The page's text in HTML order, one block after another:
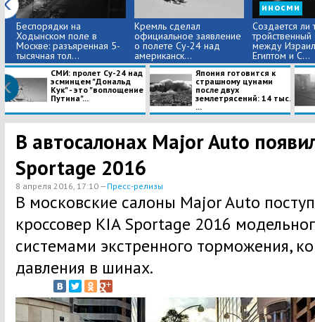
Беспорядки на
Ходынском поле в
Москве: разъяренная 5-
тысячная тол...
Кремль сделал
официальное заявление
о полете Су-24 над
американск...
иносми
Создается ли
тройственный
между
Египтом и С...
СМИ: пролет Су-24 над
эсминцем "Дональд
Кук" - это "воплощение
Путина"...
Япония готовится к
страшному цунами
после двух
землетрясений: 14 тыс.
...
В автосалонах Major Auto
Sportage 2016
8 апреля 2016, 17:10 —Пресс-релизы
В московские салоны Major Auto
кроссовер KIA Sportage 2016
системами экстренного торможения,
давления в шинах.